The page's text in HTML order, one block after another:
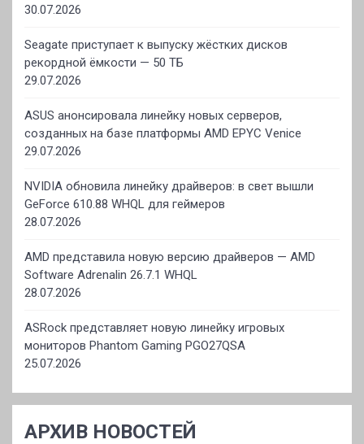
30.07.2026
Seagate приступает к выпуску жёстких дисков
рекордной ёмкости — 50 ТБ
29.07.2026
ASUS анонсировала линейку новых серверов,
созданных на базе платформы AMD EPYC Venice
29.07.2026
NVIDIA обновила линейку драйверов: в свет вышли
GeForce 610.88 WHQL для геймеров
28.07.2026
AMD представила новую версию драйверов — AMD
Software Adrenalin 26.7.1 WHQL
28.07.2026
ASRock представляет новую линейку игровых
мониторов Phantom Gaming PGO27QSA
25.07.2026
АРХИВ НОВОСТЕЙ